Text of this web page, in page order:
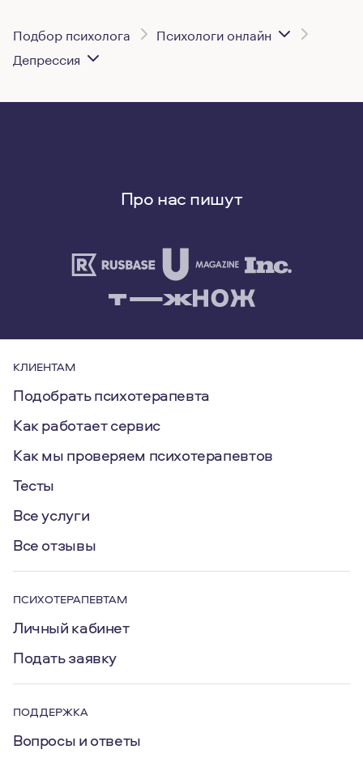
Подбор психолога
Психологи онлайн
Депрессия
Про нас пишут
КЛИЕНТАМ
Подобрать психотерапевта
Как работает сервис
Как мы проверяем психотерапевтов
Тесты
Все услуги
Все отзывы
ПСИХОТЕРАПЕВТАМ
Личный кабинет
Подать заявку
ПОДДЕРЖКА
Вопросы и ответы